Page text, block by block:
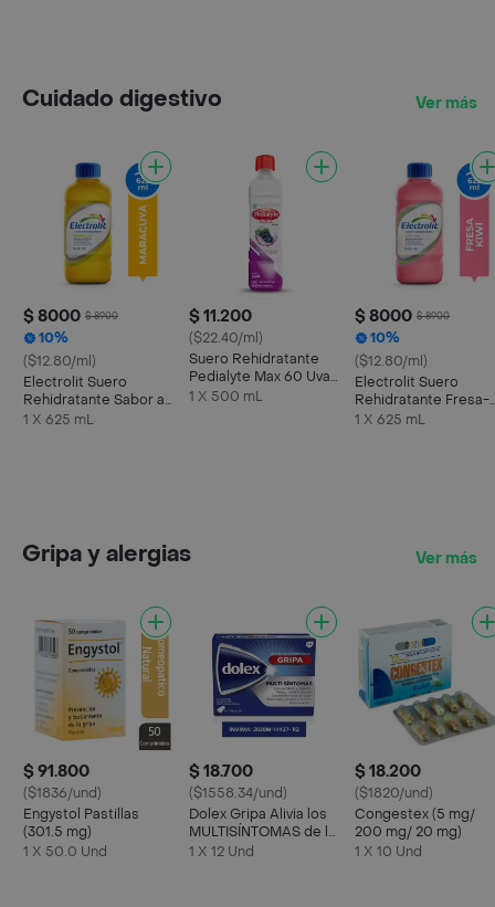
Cuidado digestivo Ver más
$ 8000 $ 8900
10%
($12.80/ml)
Electrolit Suero
Rehidratante Sabor a
Maracuyá
1 X 625 mL
$ 11.200
($22.40/ml)
Suero Rehidratante
Pedialyte Max 60 Uva
Frasco 500 mL
1 X 500 mL
$ 8000 $ 8900
10%
($12.80/ml)
Electrolit Suero
Rehidratante Fresa-
Kiwi
1 X 625 mL
Gripa y alergias Ver más
$ 91.800
($1836/und)
Engystol Pastillas
(301.5 mg)
1 X 50.0 Und
$ 18.700
($1558.34/und)
Dolex Gripa Alivia los
MULTISÍNTOMAS de la
Gripa X 12 tabs
1 X 12 Und
$ 18.200
($1820/und)
Congestex (5 mg/
200 mg/ 20 mg)
1 X 10 Und